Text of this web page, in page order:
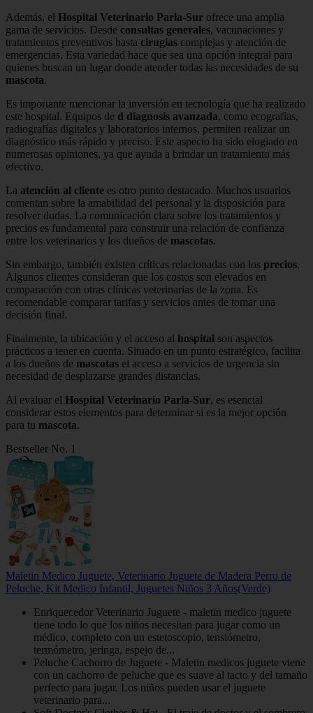
Además, el Hospital Veterinario Parla-Sur ofrece una amplia
gama de servicios. Desde consultas generales, vacunaciones y
tratamientos preventivos hasta cirugías complejas y atención de
emergencias. Esta variedad hace que sea una opción integral para
quienes buscan un lugar donde atender todas las necesidades de su
mascota.
Es importante mencionar la inversión en tecnología que ha realizado
este hospital. Equipos de d diagnosis avanzada, como ecografías,
radiografías digitales y laboratorios internos, permiten realizar un
diagnóstico más rápido y preciso. Este aspecto ha sido elogiado en
numerosas opiniones, ya que ayuda a brindar un tratamiento más
efectivo.
La atención al cliente es otro punto destacado. Muchos usuarios
comentan sobre la amabilidad del personal y la disposición para
resolver dudas. La comunicación clara sobre los tratamientos y
precios es fundamental para construir una relación de confianza
entre los veterinarios y los dueños de mascotas.
Sin embargo, también existen críticas relacionadas con los precios.
Algunos clientes consideran que los costos son elevados en
comparación con otras clínicas veterinarias de la zona. Es
recomendable comparar tarifas y servicios antes de tomar una
decisión final.
Finalmente, la ubicación y el acceso al hospital son aspectos
prácticos a tener en cuenta. Situado en un punto estratégico, facilita
a los dueños de mascotas el acceso a servicios de urgencia sin
necesidad de desplazarse grandes distancias.
Al evaluar el Hospital Veterinario Parla-Sur, es esencial
considerar estos elementos para determinar si es la mejor opción
para tu mascota.
Bestseller No. 1
Maletin Medico Juguete, Veterinario Juguete de Madera Perro de
Peluche, Kit Medico Infantil, Juguetes Niños 3 Años(Verde)
Enriquecedor Veterinario Juguete - maletin medico juguete
tiene todo lo que los niños necesitan para jugar como un
médico, completo con un estetoscopio, tensiómetro,
termómetro, jeringa, espejo de...
Peluche Cachorro de Juguete - Maletin medicos juguete viene
con un cachorro de peluche que es suave al tacto y del tamaño
perfecto para jugar. Los niños pueden usar el juguete
veterinario para...